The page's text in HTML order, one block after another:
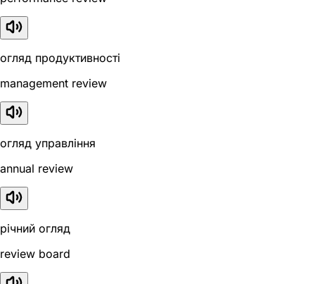
огляд продуктивності
management review
огляд управління
annual review
річний огляд
review board